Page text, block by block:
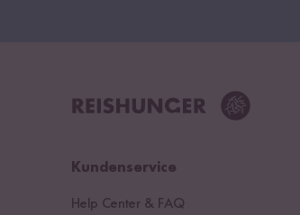
Kundenservice
Help Center & FAQ